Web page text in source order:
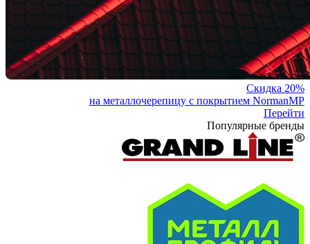
Скидка 20%
на металлочерепицу с покрытием NormanMP
Перейти
Популярные бренды